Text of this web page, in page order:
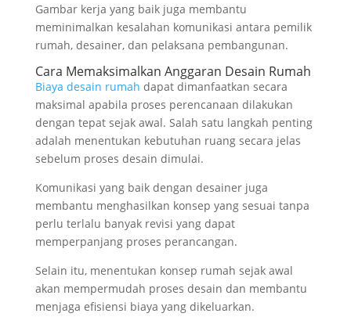
Gambar kerja yang baik juga membantu
meminimalkan kesalahan komunikasi antara pemilik
rumah, desainer, dan pelaksana pembangunan.
Cara Memaksimalkan Anggaran Desain Rumah
Biaya desain rumah dapat dimanfaatkan secara
maksimal apabila proses perencanaan dilakukan
dengan tepat sejak awal. Salah satu langkah penting
adalah menentukan kebutuhan ruang secara jelas
sebelum proses desain dimulai.
Komunikasi yang baik dengan desainer juga
membantu menghasilkan konsep yang sesuai tanpa
perlu terlalu banyak revisi yang dapat
memperpanjang proses perancangan.
Selain itu, menentukan konsep rumah sejak awal
akan mempermudah proses desain dan membantu
menjaga efisiensi biaya yang dikeluarkan.